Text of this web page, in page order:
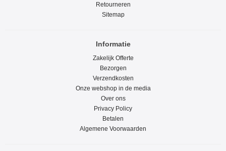
Retourneren
Sitemap
Informatie
Zakelijk Offerte
Bezorgen
Verzendkosten
Onze webshop in de media
Over ons
Privacy Policy
Betalen
Algemene Voorwaarden